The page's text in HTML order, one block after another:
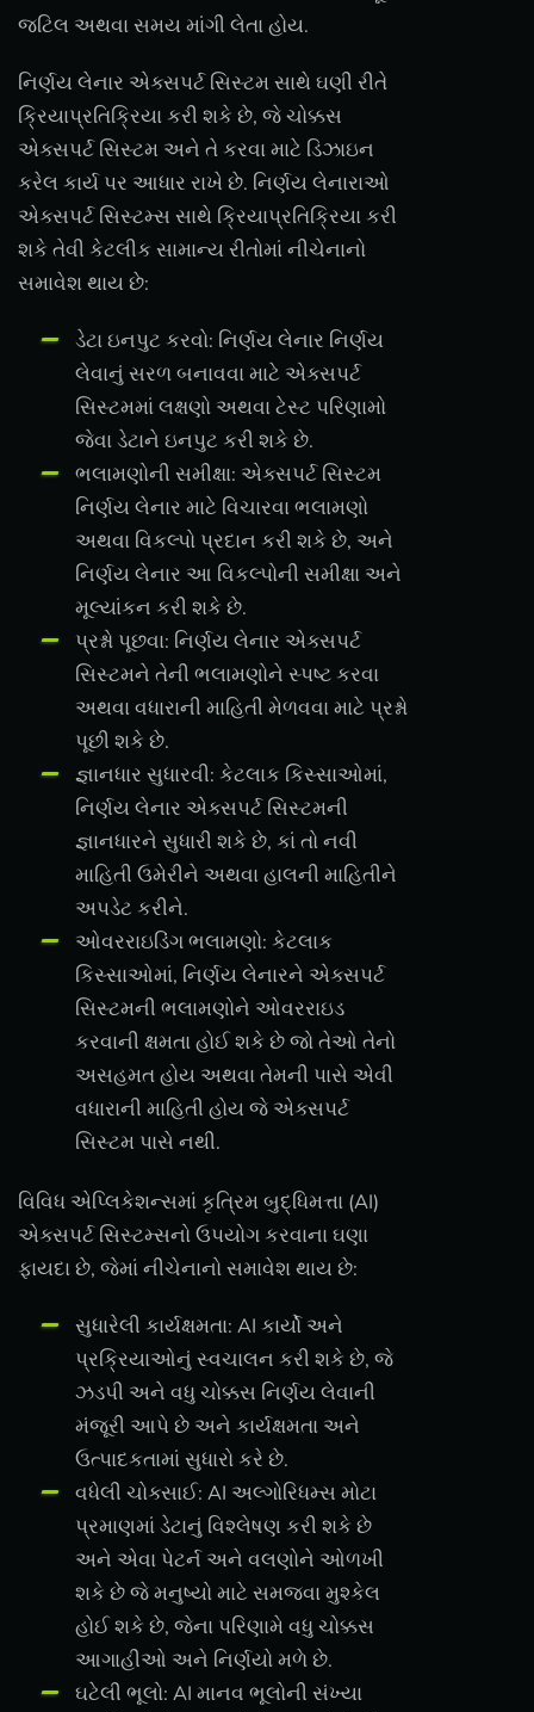
જટિલ અથવા સમય માંગી લેતા હોય.
નિર્ણય લેનાર એક્સપર્ટ સિસ્ટમ સાથે ઘણી રીતે
ક્રિયાપ્રતિક્રિયા કરી શકે છે, જે ચોક્કસ
એક્સપર્ટ સિસ્ટમ અને તે કરવા માટે ડિઝાઇન
કરેલ કાર્ય પર આધાર રાખે છે. નિર્ણય લેનારાઓ
એક્સપર્ટ સિસ્ટમ્સ સાથે ક્રિયાપ્રતિક્રિયા કરી
શકે તેવી કેટલીક સામાન્ય રીતોમાં નીચેનાનો
સમાવેશ થાય છે:
ડેટા ઇનપુટ કરવો: નિર્ણય લેનાર નિર્ણય
લેવાનું સરળ બનાવવા માટે એક્સપર્ટ
સિસ્ટમમાં લક્ષણો અથવા ટેસ્ટ પરિણામો
જેવા ડેટાને ઇનપુટ કરી શકે છે.
ભલામણોની સમીક્ષા: એક્સપર્ટ સિસ્ટમ
નિર્ણય લેનાર માટે વિચારવા ભલામણો
અથવા વિકલ્પો પ્રદાન કરી શકે છે, અને
નિર્ણય લેનાર આ વિકલ્પોની સમીક્ષા અને
મૂલ્યાંકન કરી શકે છે.
પ્રશ્નો પૂછવા: નિર્ણય લેનાર એક્સપર્ટ
સિસ્ટમને તેની ભલામણોને સ્પષ્ટ કરવા
અથવા વધારાની માહિતી મેળવવા માટે પ્રશ્નો
પૂછી શકે છે.
જ્ઞાનધાર સુધારવી: કેટલાક કિસ્સાઓમાં,
નિર્ણય લેનાર એક્સપર્ટ સિસ્ટમની
જ્ઞાનધારને સુધારી શકે છે, કાં તો નવી
માહિતી ઉમેરીને અથવા હાલની માહિતીને
અપડેટ કરીને.
ઓવરરાઇડિંગ ભલામણો: કેટલાક
કિસ્સાઓમાં, નિર્ણય લેનારને એક્સપર્ટ
સિસ્ટમની ભલામણોને ઓવરરાઇડ
કરવાની ક્ષમતા હોઈ શકે છે જો તેઓ તેનો
અસહમત હોય અથવા તેમની પાસે એવી
વધારાની માહિતી હોય જે એક્સપર્ટ
સિસ્ટમ પાસે નથી.
વિવિધ એપ્લિકેશન્સમાં કૃત્રિમ બુદ્ધિમત્તા (AI)
એક્સપર્ટ સિસ્ટમ્સનો ઉપયોગ કરવાના ઘણા
ફાયદા છે, જેમાં નીચેનાનો સમાવેશ થાય છે:
સુધારેલી કાર્યક્ષમતા: AI કાર્યો અને
પ્રક્રિયાઓનું સ્વચાલન કરી શકે છે, જે
ઝડપી અને વધુ ચોક્કસ નિર્ણય લેવાની
મંજૂરી આપે છે અને કાર્યક્ષમતા અને
ઉત્પાદકતામાં સુધારો કરે છે.
વધેલી ચોક્સાઈ: AI અલ્ગોરિધમ્સ મોટા
પ્રમાણમાં ડેટાનું વિશ્લેષણ કરી શકે છે
અને એવા પેટર્ન અને વલણોને ઓળખી
શકે છે જે મનુષ્યો માટે સમજવા મુશ્કેલ
હોઈ શકે છે, જેના પરિણામે વધુ ચોક્કસ
આગાહીઓ અને નિર્ણયો મળે છે.
ઘટેલી ભૂલો: AI માનવ ભૂલોની સંખ્યા